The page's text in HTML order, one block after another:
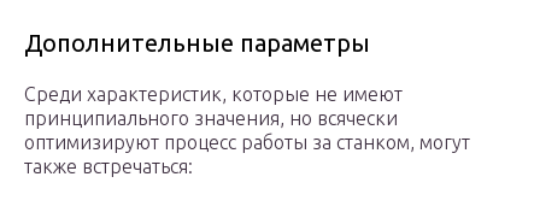
Дополнительные параметры
Среди характеристик, которые не имеют
принципиального значения, но всячески
оптимизируют процесс работы за станком, могут
также встречаться: